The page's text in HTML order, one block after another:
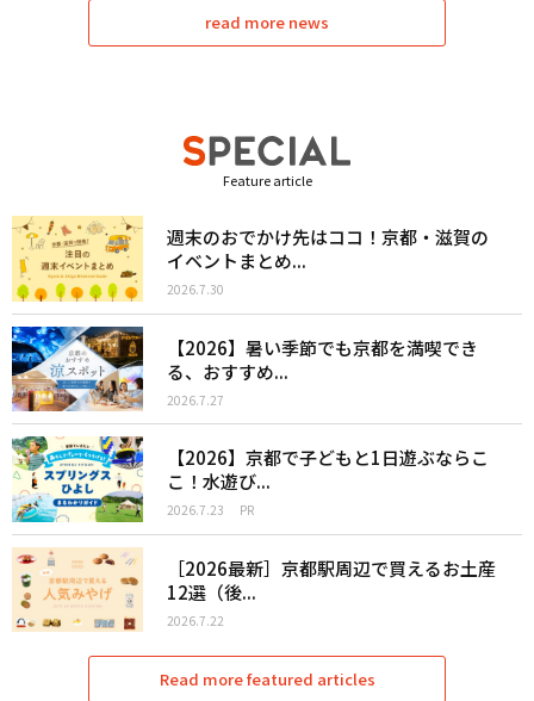
read more news
Feature article
週末のおでかけ先はココ！京都・滋賀の
イベントまとめ...
2026.7.30
【2026】暑い季節でも京都を満喫でき
る、おすすめ...
2026.7.27
【2026】京都で子どもと1日遊ぶならこ
こ！水遊び...
2026.7.23 PR
［2026最新］京都駅周辺で買えるお土産
12選（後...
2026.7.22
Read more featured articles